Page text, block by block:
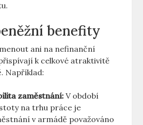
benefity
ani na nefinanční
k celkové atraktivitě
Například:
zaměstnání: V období
na trhu práce je
v armádě považováno